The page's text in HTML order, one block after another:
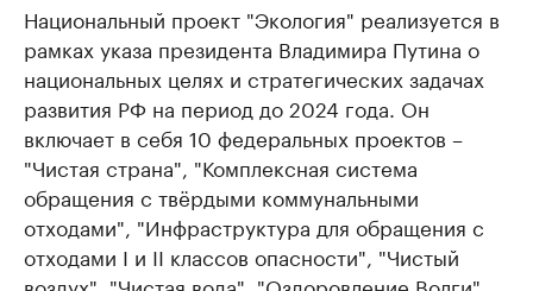
Национальный проект "Экология" реализуется в
рамках указа президента Владимира Путина о
национальных целях и стратегических задачах
развития РФ на период до 2024 года. Он
включает в себя 10 федеральных проектов –
"Чистая страна", "Комплексная система
обращения с твёрдыми коммунальными
отходами", "Инфраструктура для обращения с
отходами I и II классов опасности", "Чистый
воздух", "Чистая вода", "Оздоровление Волги",